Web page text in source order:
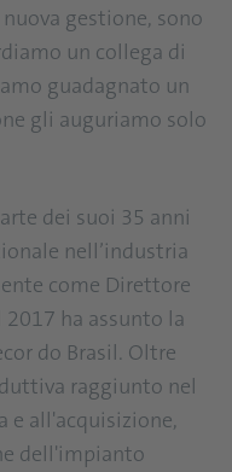
gestione, sono
un collega di
guadagnato un
gli auguriamo solo
dei suoi 35 anni
nell’industria
come Direttore
2017 ha assunto la
do Brasil. Oltre
raggiunto nel
e all'acquisizione,
dell'impianto